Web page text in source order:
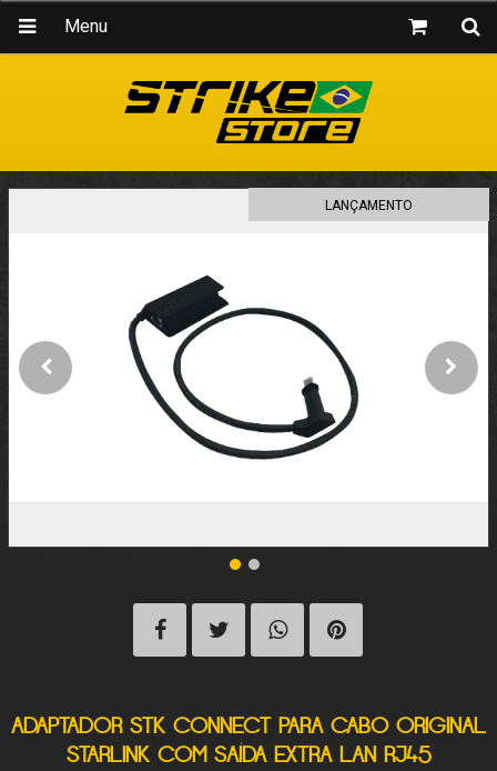
Menu
LANÇAMENTO
ADAPTADOR STK CONNECT PARA CABO ORIGINAL
STARLINK COM SAÍDA EXTRA LAN RJ45